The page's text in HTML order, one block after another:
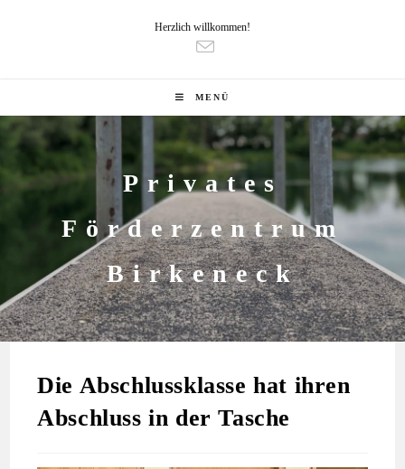
Herzlich willkommen!
MENÜ
Privates
Förderzentrum
Birkeneck
Die Abschlussklasse hat ihren
Abschluss in der Tasche